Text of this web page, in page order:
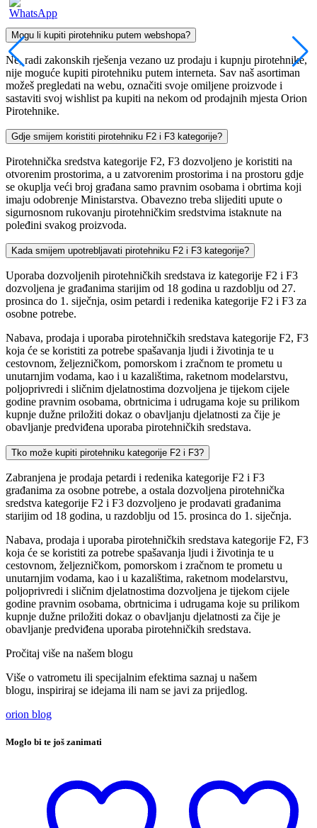
Mogu li kupiti pirotehniku putem webshopa?
Ne, radi zakonskih rješenja vezano uz prodaju i kupnju pirotehnike,
nije moguće kupiti pirotehniku putem interneta. Sav naš asortiman
možeš pregledati na webu, označiti svoje omiljene proizvode i
sastaviti svoj wishlist pa kupiti na nekom od prodajnih mjesta Orion
Pirotehnike.
Gdje smijem koristiti pirotehniku F2 i F3 kategorije?
Pirotehnička sredstva kategorije F2, F3 dozvoljeno je koristiti na
otvorenim prostorima, a u zatvorenim prostorima i na prostoru gdje
se okuplja veći broj građana samo pravnim osobama i obrtima koji
imaju odobrenje Ministarstva. Obavezno treba slijediti upute o
sigurnosnom rukovanju pirotehničkim sredstvima istaknute na
poleđini svakog proizvoda.
Kada smijem upotrebljavati pirotehniku F2 i F3 kategorije?
Uporaba dozvoljenih pirotehničkih sredstava iz kategorije F2 i F3
dozvoljena je građanima starijim od 18 godina u razdoblju od 27.
prosinca do 1. siječnja, osim petardi i redenika kategorije F2 i F3 za
osobne potrebe.
Nabava, prodaja i uporaba pirotehničkih sredstava kategorije F2, F3
koja će se koristiti za potrebe spašavanja ljudi i životinja te u
cestovnom, željezničkom, pomorskom i zračnom te prometu u
unutarnjim vodama, kao i u kazalištima, raketnom modelarstvu,
poljoprivredi i sličnim djelatnostima dozvoljena je tijekom cijele
godine pravnim osobama, obrtnicima i udrugama koje su prilikom
kupnje dužne priložiti dokaz o obavljanju djelatnosti za čije je
obavljanje predviđena uporaba pirotehničkih sredstava.
Tko može kupiti pirotehniku kategorije F2 i F3?
Zabranjena je prodaja petardi i redenika kategorije F2 i F3
građanima za osobne potrebe, a ostala dozvoljena pirotehnička
sredstva kategorije F2 i F3 dozvoljeno je prodavati građanima
starijim od 18 godina, u razdoblju od 15. prosinca do 1. siječnja.
Nabava, prodaja i uporaba pirotehničkih sredstava kategorije F2, F3
koja će se koristiti za potrebe spašavanja ljudi i životinja te u
cestovnom, željezničkom, pomorskom i zračnom te prometu u
unutarnjim vodama, kao i u kazalištima, raketnom modelarstvu,
poljoprivredi i sličnim djelatnostima dozvoljena je tijekom cijele
godine pravnim osobama, obrtnicima i udrugama koje su prilikom
kupnje dužne priložiti dokaz o obavljanju djelatnosti za čije je
obavljanje predviđena uporaba pirotehničkih sredstava.
Pročitaj više na našem blogu
Više o vatrometu ili specijalnim efektima saznaj u našem
blogu, inspiriraj se idejama ili nam se javi za prijedlog.
orion blog
Moglo bi te još zanimati